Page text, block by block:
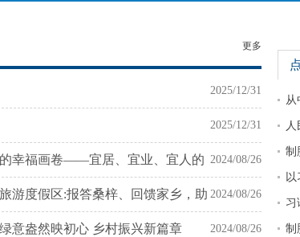
更多
2025/12/31
2025/12/31
2024/08/26
幸福画卷——宜居、宜业、宜人的
2024/08/26
游度假区:报答桑梓、回馈家乡，助
2024/08/26
意盎然映初心 乡村振兴新篇章
从
人
制
习
制